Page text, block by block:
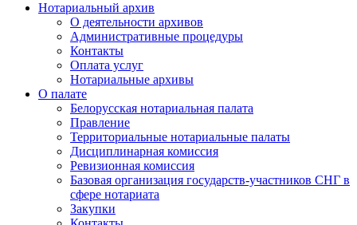
Нотариальный архив
О деятельности архивов
Административные процедуры
Контакты
Оплата услуг
Нотариальные архивы
О палате
Белорусская нотариальная палата
Правление
Территориальные нотариальные палаты
Дисциплинарная комиссия
Ревизионная комиссия
Базовая организация государств-участников СНГ в
сфере нотариата
Закупки